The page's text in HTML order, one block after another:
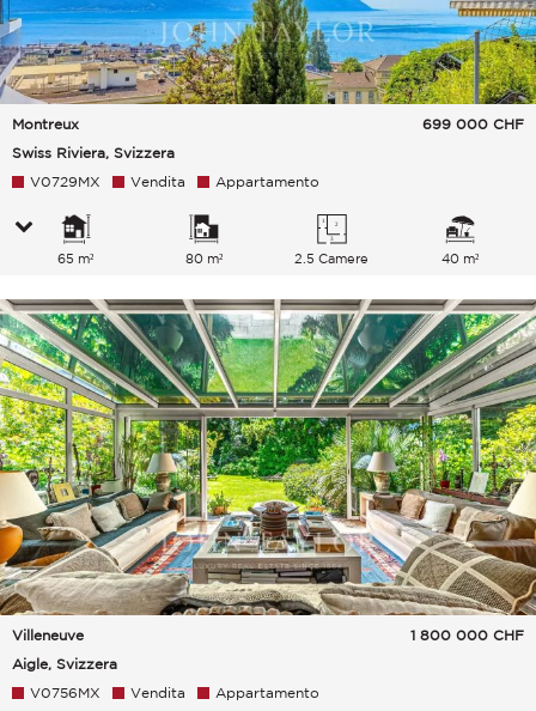
Montreux
Swiss Riviera, Svizzera
699 000 CHF
V0729MX Vendita Appartamento
65 m² 80 m² 2.5 Camere 40 m²
Villeneuve
Aigle, Svizzera
1 800 000 CHF
V0756MX Vendita Appartamento